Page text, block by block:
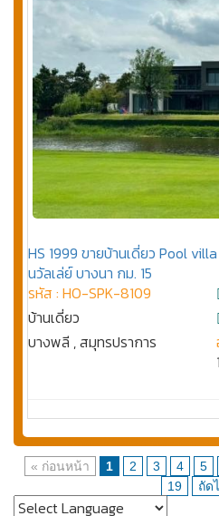
HS 1999 ขายบ้านเดี่ยว Pool
นวัลเล่ย์ บางนา กม. 15
รหัส : HO-SPK-8109
บ้านเดี่ยว
บางพลี , สมุทรปราการ
« ก่อนหน้า 1 2 3 4 5
19
ถัด